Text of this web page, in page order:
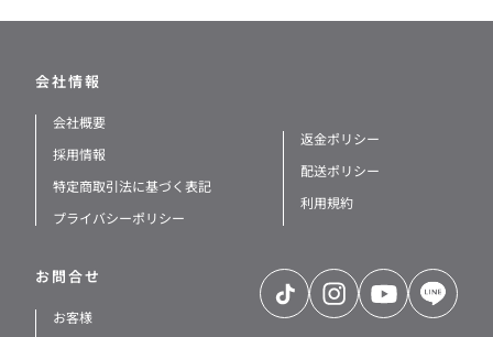
会社情報
会社概要
採用情報
特定商取引法に基づく表記
プライバシーポリシー
返金ポリシー
配送ポリシー
利用規約
お問合せ
お客様
TikTokInstagramYouTube
LINE